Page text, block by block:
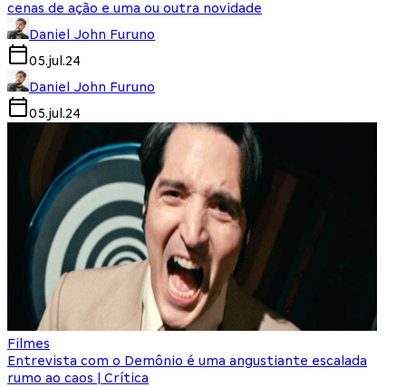
cenas de ação e uma ou outra novidade
Daniel John Furuno
05.jul.24
Daniel John Furuno
05.jul.24
Filmes
Entrevista com o Demônio é uma angustiante escalada
rumo ao caos | Crítica